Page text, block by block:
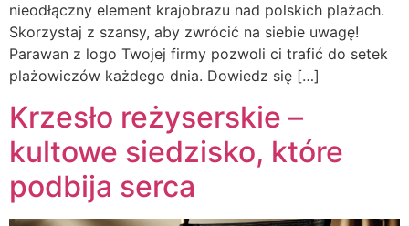
nieodłączny element krajobrazu nad polskich plażach.
Skorzystaj z szansy, aby zwrócić na siebie uwagę!
Parawan z logo Twojej firmy pozwoli ci trafić do setek
plażowiczów każdego dnia. Dowiedz się […]
Krzesło reżyserskie –
kultowe siedzisko, które
podbija serca